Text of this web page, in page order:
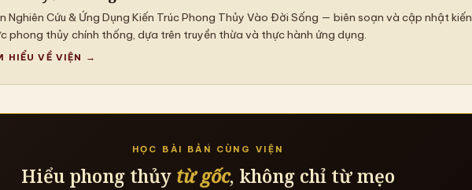
Nghiên Cứu & Ứng Dụng Kiến Trúc Phong Thủy Vào Đời Sống — biên soạn và cập nhật kiến
phong thủy chính thống, dựa trên truyền thừa và thực hành ứng dụng.
HIỂU VỀ VIỆN →
HỌC BÀI BẢN CÙNG VIỆN
Hiểu phong thủy từ gốc, không chỉ từ mẹo